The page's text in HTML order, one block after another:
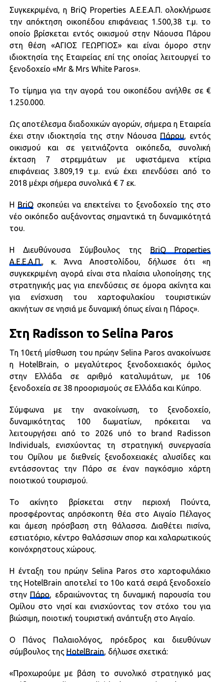
Συγκεκριμένα, η BriQ Properties Α.Ε.Ε.Α.Π. ολοκλήρωσε
την απόκτηση οικοπέδου επιφάνειας 1.500,38 τ.μ. το
οποίο βρίσκεται εντός οικισμού στην Νάουσα Πάρου
στη θέση «ΑΓΙΟΣ ΓΕΩΡΓΙΟΣ» και είναι όμορο στην
ιδιοκτησία της Εταιρείας επί της οποίας λειτουργεί το
ξενοδοχείο «Mr & Mrs White Paros».
Το τίμημα για την αγορά του οικοπέδου ανήλθε σε €
1.250.000.
Ως αποτέλεσμα διαδοχικών αγορών, σήμερα η Εταιρεία
έχει στην ιδιοκτησία της στην Νάουσα Πάρου, εντός
οικισμού και σε γειτνιάζοντα οικόπεδα, συνολική
έκταση 7 στρεμμάτων με υφιστάμενα κτίρια
επιφάνειας 3.809,19 τ.μ. ενώ έχει επενδύσει από το
2018 μέχρι σήμερα συνολικά € 7 εκ.
Η BriQ σκοπεύει να επεκτείνει το ξενοδοχείο της στο
νέο οικόπεδο αυξάνοντας σημαντικά τη δυναμικότητά
του.
Η Διευθύνουσα Σύμβουλος της BriQ Properties
Α.Ε.Ε.Α.Π., κ. Άννα Αποστολίδου, δήλωσε ότι «η
συγκεκριμένη αγορά είναι στα πλαίσια υλοποίησης της
στρατηγικής μας για επενδύσεις σε όμορα ακίνητα και
για ενίσχυση του χαρτοφυλακίου τουριστικών
ακινήτων σε νησιά με δυναμική όπως είναι η Πάρος».
Στη Radisson το Selina Paros
Τη 10ετή μίσθωση του πρώην Selina Paros ανακοίνωσε
η HotelBrain, ο μεγαλύτερος ξενοδοχειακός όμιλος
στην Ελλάδα σε αριθμό καταλυμάτων, με 106
ξενοδοχεία σε 38 προορισμούς σε Ελλάδα και Κύπρο.
Σύμφωνα με την ανακοίνωση, το ξενοδοχείο,
δυναμικότητας 100 δωματίων, πρόκειται να
λειτουργήσει από το 2026 υπό το brand Radisson
Individuals, ενισχύοντας τη στρατηγική συνεργασία
του Ομίλου με διεθνείς ξενοδοχειακές αλυσίδες και
εντάσσοντας την Πάρο σε έναν παγκόσμιο χάρτη
ποιοτικού τουρισμού.
Το ακίνητο βρίσκεται στην περιοχή Πούντα,
προσφέροντας απρόσκοπτη θέα στο Αιγαίο Πέλαγος
και άμεση πρόσβαση στη θάλασσα. Διαθέτει πισίνα,
εστιατόριο, κέντρο θαλάσσιων σπορ και χαλαρωτικούς
κοινόχρηστους χώρους.
Η ένταξη του πρώην Selina Paros στο χαρτοφυλάκιο
της HotelBrain αποτελεί το 10ο κατά σειρά ξενοδοχείο
στην Πάρο, εδραιώνοντας τη δυναμική παρουσία του
Ομίλου στο νησί και ενισχύοντας τον στόχο του για
βιώσιμη, ποιοτική τουριστική ανάπτυξη στο Αιγαίο.
Ο Πάνος Παλαιολόγος, πρόεδρος και διευθύνων
σύμβουλος της HotelBrain, δήλωσε σχετικά:
«Προχωρούμε με βάση το συνολικό στρατηγικό μας